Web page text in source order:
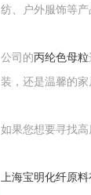
纺、户外服饰等产
公司的丙纶色母粒
装，还是温馨的
如果您想要寻找高
上海宝明化纤原